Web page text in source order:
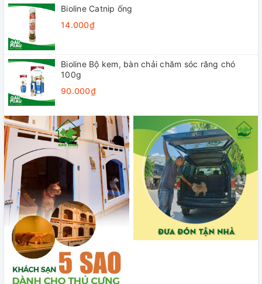
Bioline Catnip ống
14.000₫
Bioline Bộ kem, bàn chải chăm sóc răng chó
100g
90.000₫